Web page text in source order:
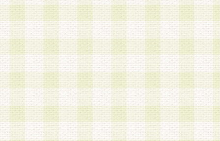
3.会員登録希望者が18歳未満、成年被後見人、被
人 である場合は、親権者などの法定代理人の同
録を行うものとします。なお、義務教育学齢に該
者については、登録時に 当社が別途定める方法
権者による承認手続きを行うものとします。
第3条 会員の登録方法
1.会員登録手続きは、会員登録希望者本人が行う
る登録は一切認められないものとします。
2.会員登録希望者は、本規約に同意の後、当社指
画 面」において、当社が指定する必要事項を入